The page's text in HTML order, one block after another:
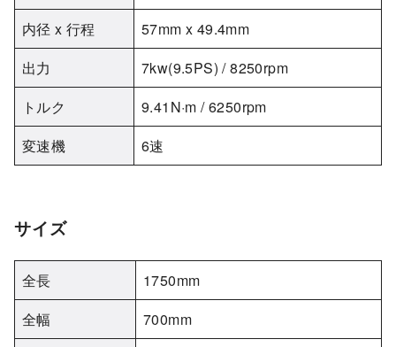
内径 x 行程
57mm x 49.4mm
出力
7kw(9.5PS) / 8250rpm
トルク
9.41N·m / 6250rpm
変速機
6速
サイズ
全長
1750mm
全幅
700mm